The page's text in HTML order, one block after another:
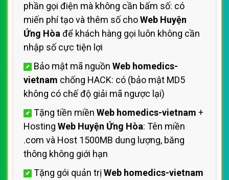
phần gọi điện mà không cần bấm số: có
miến phí tạo và thêm số choWeb Huyện
Ứng Hòa để khách hàng gọi luôn không cần
nhập số cực tiện lợi
Bảo mật mã nguồn Web homedics-
vietnam chống HACK: có (bảo mật MD5
không có chế độ giải mã ngược lại)
Tặng tiền miền Web homedics-vietnam +
Hosting Web Huyện Ứng Hòa: Tên miền
.com và Host 1500MB dung lượng, băng
thông không giới hạn
Tặng gói quản trị Web homedics-vietnam